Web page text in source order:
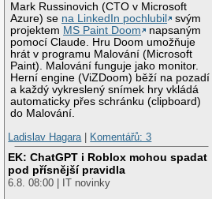
Mark Russinovich (CTO v Microsoft
Azure) se na LinkedIn pochlubil
svým
projektem MS Paint Doom
napsaným
pomocí Claude. Hru Doom umožňuje
hrát v programu Malování (Microsoft
Paint). Malování funguje jako monitor.
Herní engine (ViZDoom) běží na pozadí
a každý vykreslený snímek hry vkládá
automaticky přes schránku (clipboard)
do Malování.
Ladislav Hagara
Komentářů: 3
EK: ChatGPT i Roblox mohou spadat
pod přísnější pravidla
6.8. 08:00 | IT novinky